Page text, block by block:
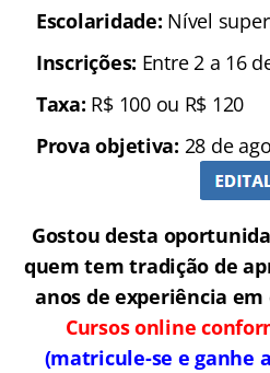
Escolaridade: Nível
Inscrições: Entre 2 a 16
Taxa: R$ 100 ou R$ 120
Prova objetiva: 28 de
Gostou desta
quem tem tradição de
anos de experiência em
Cursos online
(matricule-se e ganhe